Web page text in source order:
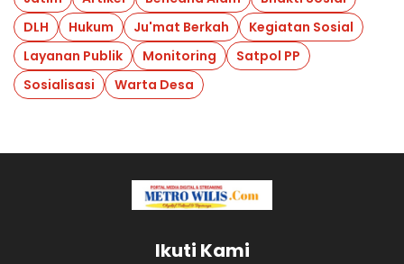
DLH
Hukum Ju'mat Berkah
Kegiatan Sosial
Layanan Publik
Monitoring
Satpol PP
Sosialisasi
Warta Desa
Ikuti Kami